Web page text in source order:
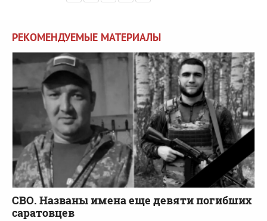
РЕКОМЕНДУЕМЫЕ МАТЕРИАЛЫ
СВО. Названы имена еще девяти погибших
саратовцев